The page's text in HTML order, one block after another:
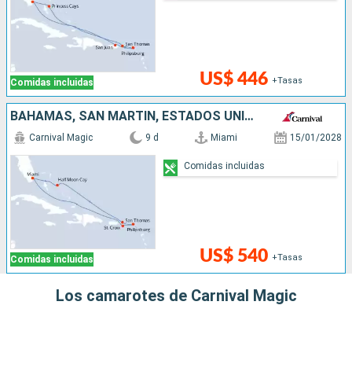
Comidas incluidas US$ 446 +Tasas
BAHAMAS, SAN MARTÍN, ESTADOS UNIDOS
Comidas incluidas
Carnival Magic 9 d Miami 15/01/2028
US$ 540 +Tasas
Comidas incluidas
Los camarotes de Carnival Magic